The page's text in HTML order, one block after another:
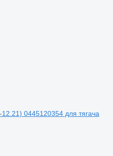
0445120354 для тягача